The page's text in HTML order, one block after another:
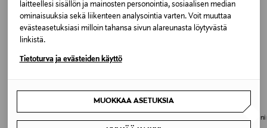
laitteellesi sisällön ja mainosten personointia, sosiaalisen median
ominaisuuksia sekä liikenteen analysointia varten. Voit muuttaa
evästeasetuksiasi milloin tahansa sivun alareunasta löytyvästä
linkistä.
Tietoturva ja evästeiden käyttö
MUOKKAA ASETUKSIA
Minimikorkeus. 31 cm, lyhyellä keskiputkella 15 cm
Kuljetuspituus: 53 cm
Rakenne: 4 osaa, (3 lukkoa)
Lukitussysteemi: Kierre
ALE –9%
Peak Design Travel Tripod -